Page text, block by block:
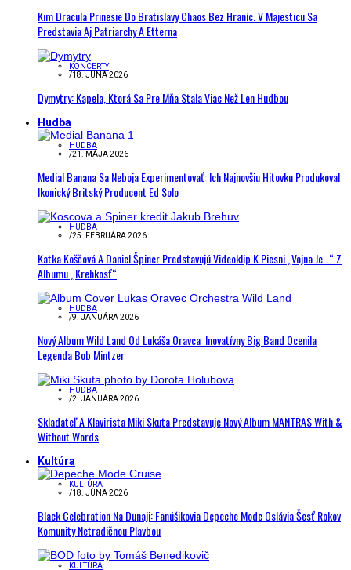
Kim Dracula Prinesie Do Bratislavy Chaos Bez Hraníc. V Majesticu Sa
Predstavia Aj Patriarchy A Etterna
KONCERTY
/18. JÚNA 2026
Dymytry: Kapela, Ktorá Sa Pre Mňa Stala Viac Než Len Hudbou
Hudba
HUDBA
/21. MÁJA 2026
Medial Banana Sa Neboja Experimentovať: Ich Najnovšiu Hitovku Produkoval
Ikonický Britský Producent Ed Solo
HUDBA
/25. FEBRUÁRA 2026
Katka Koščová A Daniel Špiner Predstavujú Videoklip K Piesni „Vojna Je…“ Z
Albumu „Krehkosť“
HUDBA
/9. JANUÁRA 2026
Nový Album Wild Land Od Lukáša Oravca: Inovatívny Big Band Ocenila
Legenda Bob Mintzer
HUDBA
/2. JANUÁRA 2026
Skladateľ A Klavirista Miki Skuta Predstavuje Nový Album MANTRAS With &
Without Words
Kultúra
KULTÚRA
/18. JÚNA 2026
Black Celebration Na Dunaji: Fanúšikovia Depeche Mode Oslávia Šesť Rokov
Komunity Netradičnou Plavbou
KULTÚRA